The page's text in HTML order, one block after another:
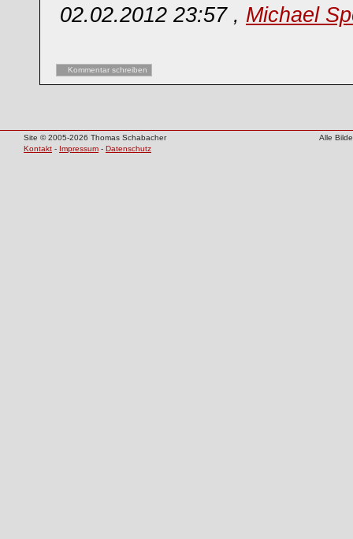
02.02.2012 23:57 , Michael
Kommentar schreiben
Site © 2005-2026 Thomas Schabacher
Alle
Kontakt - Impressum - Datenschutz